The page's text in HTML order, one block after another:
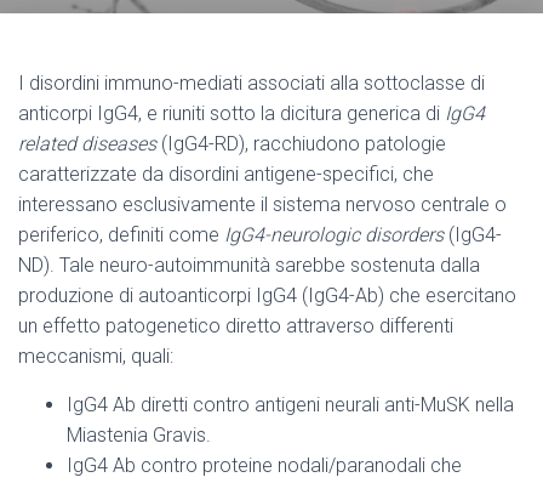
I disordini immuno-mediati associati alla sottoclasse di
anticorpi IgG4, e riuniti sotto la dicitura generica di IgG4
related diseases (IgG4-RD), racchiudono patologie
caratterizzate da disordini antigene-specifici, che
interessano esclusivamente il sistema nervoso centrale o
periferico, definiti come IgG4-neurologic disorders (IgG4-
ND). Tale neuro-autoimmunità sarebbe sostenuta dalla
produzione di autoanticorpi IgG4 (IgG4-Ab) che esercitano
un effetto patogenetico diretto attraverso differenti
meccanismi, quali:
IgG4 Ab diretti contro antigeni neurali anti-MuSK nella
Miastenia Gravis.
IgG4 Ab contro proteine nodali/paranodali che